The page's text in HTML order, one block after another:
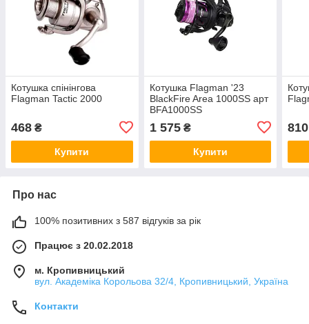
Котушка спінінгова
Flagman Tactic 2000
468 ₴
Купити
Котушка Flagman '23
BlackFire Area 1000SS арт
BFA1000SS
1 575₴
Купити
810
Про нас
100% позитивних з 587 відгуків за рік
Працює з 20.02.2018
м. Кропивницький
вул. Академіка Корольова 32/4, Кропивницький, Україна
Контакти